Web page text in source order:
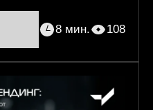
8 мин. 108